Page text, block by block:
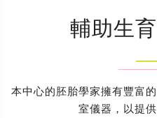
輔助生
本中心的胚胎學家擁有豐富
室儀器，以提